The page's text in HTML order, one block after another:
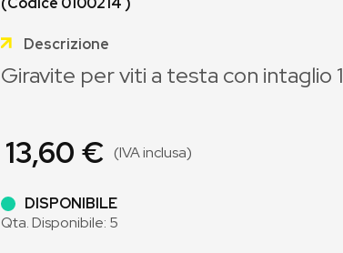
Descrizione
Giravite per viti a testa con
13,60 € (IVA inclusa)
DISPONIBILE
Qta. Disponibile: 5